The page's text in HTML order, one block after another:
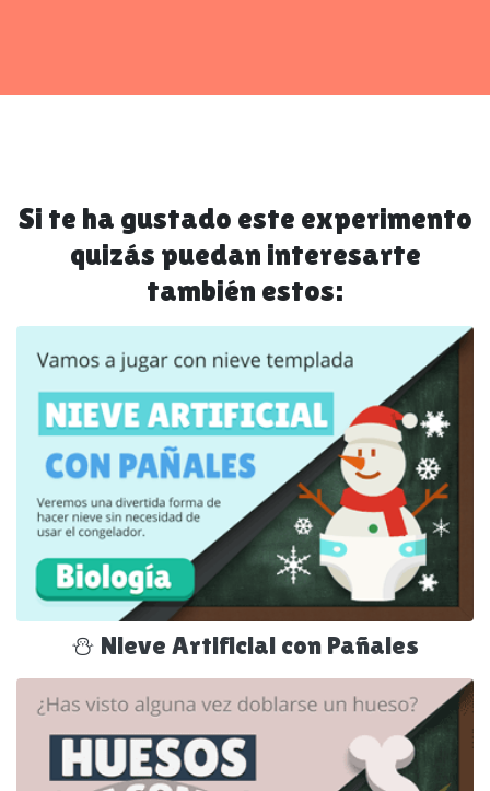
Si te ha gustado este experimento
quizás puedan interesarte
también estos:
⛄ Nieve Artificial con Pañales